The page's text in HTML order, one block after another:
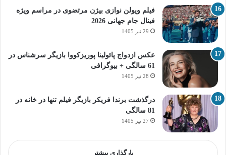
فیلم ویولن نوازی بیژن مرتضوی در مراسم ویژه
فینال جام جهانی 2026
29 تیر 1405
عکس ازدواج پائولینا پوریزکووا بازیگر سرشناس در
61 سالگی + بیوگرافی
28 تیر 1405
درگذشت برندا فریکر بازیگر فیلم تنها در خانه در
81 سالگی
27 تیر 1405
بارگذاری بیشتر